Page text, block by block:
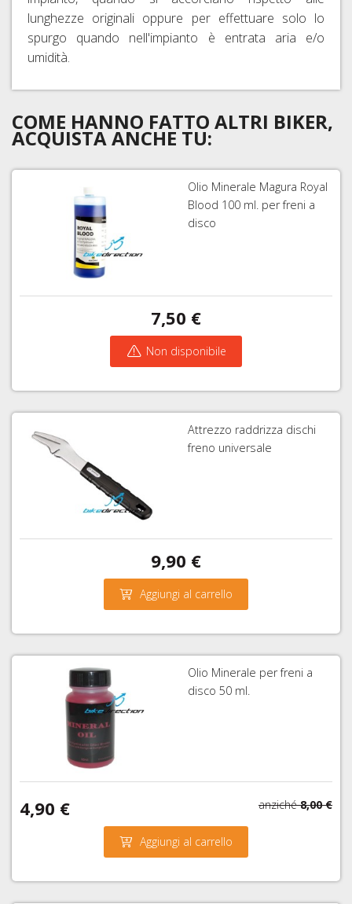
lunghezze originali oppure per effettuare solo lo
spurgo quando nell'impianto è entrata aria e/o
umidità.
COME HANNO FATTO ALTRI BIKER,
ACQUISTA ANCHE TU:
Olio Minerale Magura Royal
Blood 100 ml. per freni a
disco
7,50 €
Non disponibile
Attrezzo raddrizza dischi
freno universale
9,90 €
Aggiungi al carrello
Olio Minerale per freni a
disco 50 ml.
4,90 € anziché 8,00 €
Aggiungi al carrello